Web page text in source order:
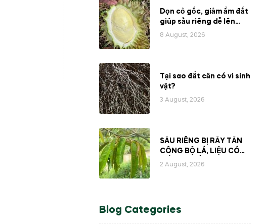
Dọn cỏ gốc, giảm ẩm đất
giúp sầu riêng dễ lên
cơm giai đoạn gần thu
8 August, 2026
Tại sao đất cần có vi sinh
vật?
3 August, 2026
SẦU RIÊNG BỊ RẦY TẤN
CÔNG BỘ LÁ, LIỆU CÓ
MẤT ĐI PHẦN NHỰA BÊN
2 August, 2026
Blog Categories